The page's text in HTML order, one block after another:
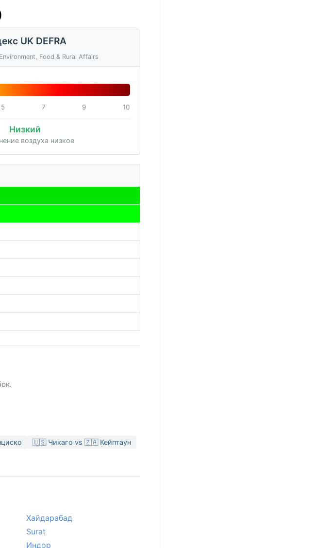
UK DEFRA
Food & Rural Affairs
5 7 9 10
Низкий
воздуха низкое
🇺🇸 Чикаго vs 🇿🇦 Кейптаун
Хайдарабад
Surat
Индор